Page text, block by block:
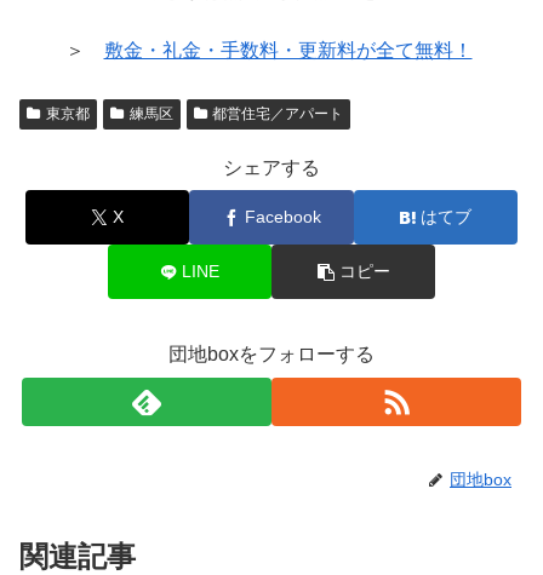
＞ 敷金・礼金・手数料・更新料が全て無料！
東京都 練馬区 都営住宅／アパート
シェアする
X Facebook はてブ
LINE コピー
団地boxをフォローする
団地box
関連記事